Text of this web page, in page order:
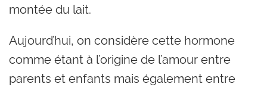
montée du lait.
Aujourd’hui, on considère cette hormone
comme étant à l’origine de l’amour entre
parents et enfants mais également entre